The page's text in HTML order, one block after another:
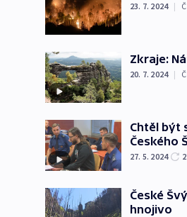
23. 7. 2024 |
Zkraje:
20. 7. 2024 |
Chtěl být
Českého
27. 5. 2024
České
hnojivo